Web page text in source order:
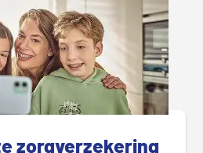
zorgverzekering